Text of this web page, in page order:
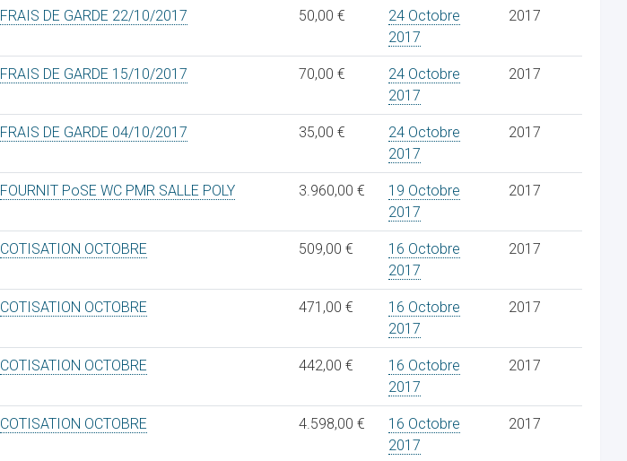
FRAIS DE GARDE 22/10/2017 50,00 €
24 Octobre
2017
2017
FRAIS DE GARDE 15/10/2017 70,00 €
24 Octobre
2017
2017
FRAIS DE GARDE 04/10/2017 35,00 €
24 Octobre
2017
2017
FOURNIT PoSE WC PMR SALLE POLY 3.960,00 €
19 Octobre
2017
2017
COTISATION OCTOBRE 509,00 €
16 Octobre
2017
2017
COTISATION OCTOBRE 471,00 €
16 Octobre
2017
2017
COTISATION OCTOBRE 442,00 €
16 Octobre
2017
2017
COTISATION OCTOBRE 4.598,00 €
16 Octobre
2017
2017